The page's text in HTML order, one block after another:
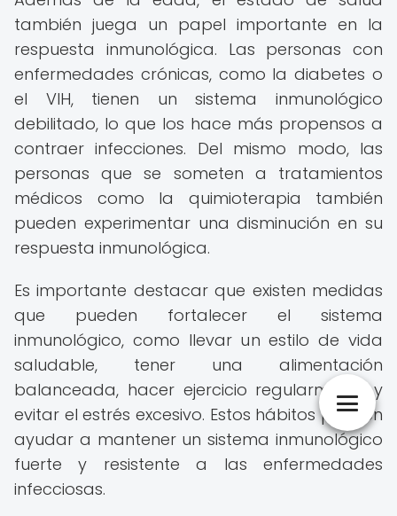
también juega un papel importante en la
respuesta inmunológica. Las personas con
enfermedades crónicas, como la diabetes o
el VIH, tienen un sistema inmunológico
debilitado, lo que los hace más propensos a
contraer infecciones. Del mismo modo, las
personas que se someten a tratamientos
médicos como la quimioterapia también
pueden experimentar una disminución en su
respuesta inmunológica.
Es importante destacar que existen medidas
que pueden fortalecer el sistema
inmunológico, como llevar un estilo de vida
saludable, tener una alimentación
balanceada, hacer ejercicio regularmente y
evitar el estrés excesivo. Estos hábitos pueden
ayudar a mantener un sistema inmunológico
fuerte y resistente a las enfermedades
infecciosas.